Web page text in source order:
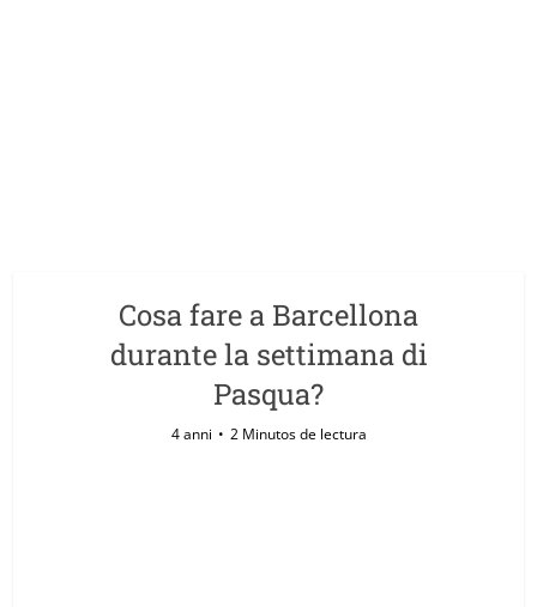
Cosa fare a Barcellona
durante la settimana di
Pasqua?
4 anni 2 Minutos de lectura